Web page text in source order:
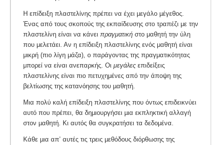
Η επίδειξη πλαστελίνης πρέπει να έχει µεγάλο µέγεθος.
Ένας από τους σκοπούς της εκπαίδευσης στο τραπέζι με την
πλαστελίνη είναι να κάνει πραγματική στο μαθητή την ύλη
που μελετάει. Αν η επίδειξη πλαστελίνης ενός μαθητή είναι
μικρή (πιο λίγη μάζα), ο παράγοντας της πραγματικότητας
μπορεί να είναι ανεπαρκής. Οι μεγάλες επιδείξεις
πλαστελίνης είναι πιο πετυχημένες από την άποψη της
βελτίωσης της κατανόησης του µαθητή.
Μια πολύ καλή επίδειξη πλαστελίνης που όντως επιδεικνύει
αυτό που πρέπει, θα δηµιουργήσει µια εκπληκτική αλλαγή
στον µαθητή. Κι αυτός θα συγκρατήσει τα δεδομένα.
Κάθε µια απ’ αυτές τις τρεις µεθόδους διόρθωσης της